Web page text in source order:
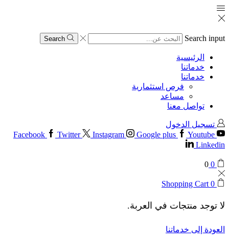
Search input
Search
الرئيسية
خدماتنا
خدماتنا
فرص استثمارية
مساعد
تواصل معنا
تسجيل الدخول
Facebook
Twitter Instagram Google plus
Youtube
Linkedin
0
0
0
Shopping Cart
لا توجد منتجات في العربة.
العودة إلى خدماتنا